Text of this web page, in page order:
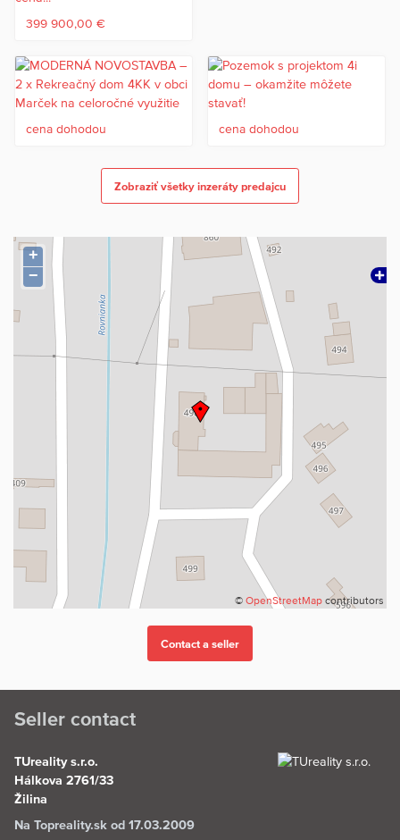
399 900,00 €
cena dohodou cena dohodou
Zobraziť všetky inzeráty predajcu
+
−
© OpenStreetMap contributors
Seller contact
TUreality s.r.o.
Hálkova 2761/33
Žilina
Na Topreality.sk od 17.03.2009